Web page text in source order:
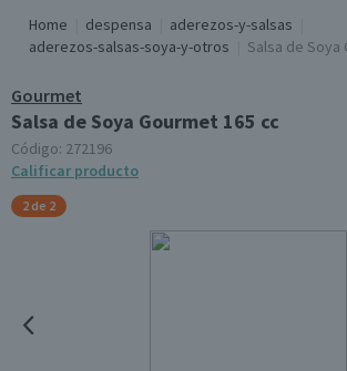
Home despensa
aderezos-y-salsas
aderezos-salsas-soya-y-otros
Salsa de Soya
Gourmet
Salsa de Soya Gourmet 165 cc
Código: 272196
Calificar producto
2 de 2